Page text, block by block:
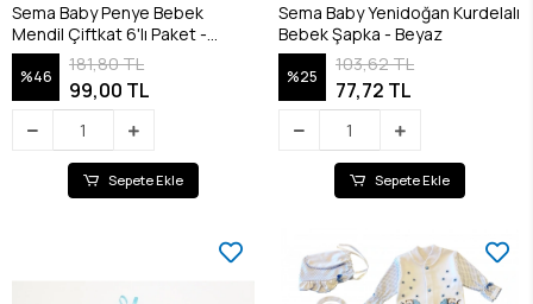
Sema Baby Penye Bebek
Mendil Çiftkat 6'lı Paket -
RENKLİ
%46
181,80 TL
99,00 TL
Sepete Ekle
Sema Baby Yenidoğan Kurdelalı
Bebek Şapka - Beyaz
%25
103,62 TL
77,72 TL
Sepete Ekle